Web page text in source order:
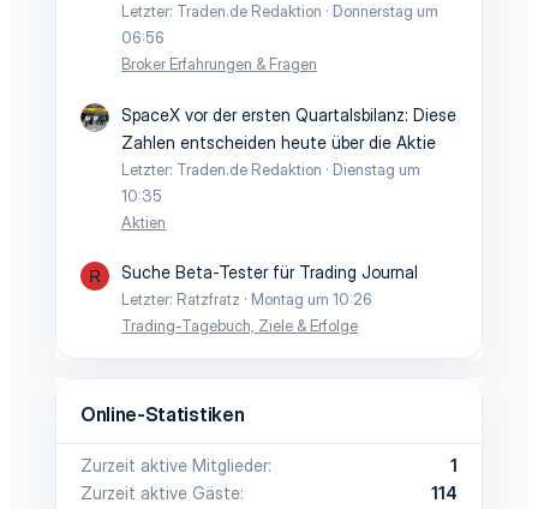
Letzter: Traden.de Redaktion
Donnerstag um
06:56
Broker Erfahrungen & Fragen
SpaceX vor der ersten Quartalsbilanz: Diese
Zahlen entscheiden heute über die Aktie
Letzter: Traden.de Redaktion
Dienstag um
10:35
Aktien
R Suche Beta-Tester für Trading Journal
Letzter: Ratzfratz
Montag um 10:26
Trading-Tagebuch, Ziele & Erfolge
Online-Statistiken
Zurzeit aktive Mitglieder
1
Zurzeit aktive Gäste
114